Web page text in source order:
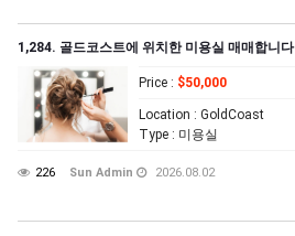
1,284. 골드코스트에 위치한 미용실 매매합니다
Price : $50,000
Location : GoldCoast
Type : 미용실
226 Sun Admin 2026.08.02